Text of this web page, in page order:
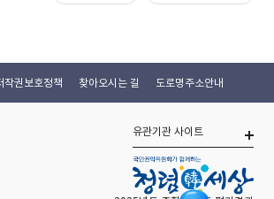
작권보호정책 찾아오시는 길 도로명주소안내
유관기관 사이트